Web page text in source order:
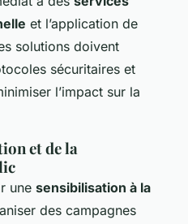
et l’application de
solutions doivent
sécuritaires et
l’impact sur la
et de la
une sensibilisation à la
des campagnes